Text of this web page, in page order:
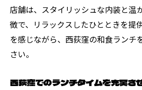
店舗は、スタイリッシュな内装と温
徴で、リラックスしたひとときを提
を感じながら、西荻窪の和食ランチ
さい。
西荻窪でのランチタイムを充実さ